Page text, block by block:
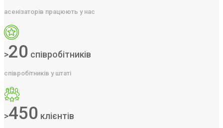
асенізаторів працюють у нас
>20 співробітників
співробітників у штаті
>450 клієнтів